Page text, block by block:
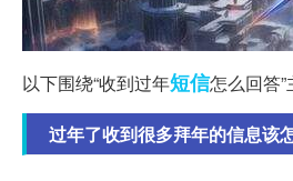
以下围绕“收到过年短信怎么回答
过年了收到很多拜年的信息该